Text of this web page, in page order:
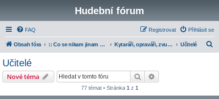
Hudební fórum
FAQ Přihlásit se
Registrovat
Obsah fóra :: Co se nikam jinam nevešlo Kytaráři, opraváři, zvukaři a učitelé Učitelé
Učitelé
Nové téma Hledat
77 témat • Stránka 1 z 1